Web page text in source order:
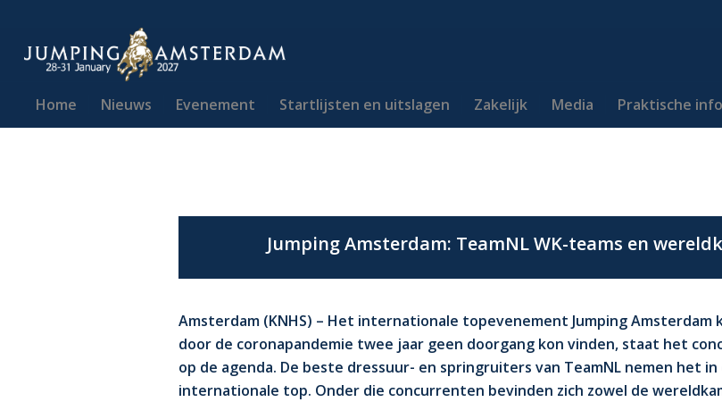
Home Nieuws Evenement Startlijsten en uitslagen Zakelijk Media Praktische info
Jumping Amsterdam: TeamNL WK-teams en
Amsterdam (KNHS) – Het internationale topevenement Jumping
door de coronapandemie twee jaar geen doorgang kon vinden, staat het
op de agenda. De beste dressuur- en springruiters van TeamNL nemen het
internationale top. Onder die concurrenten bevinden zich zowel de